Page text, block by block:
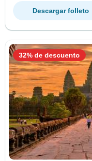
Descargar folleto
32% de descuento